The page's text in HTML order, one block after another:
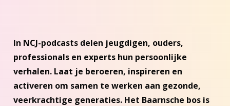
In NCJ-podcasts delen jeugdigen, ouders,
professionals en experts hun persoonlijke
verhalen. Laat je beroeren, inspireren en
activeren om samen te werken aan gezonde,
veerkrachtige generaties. Het Baarnsche bos is